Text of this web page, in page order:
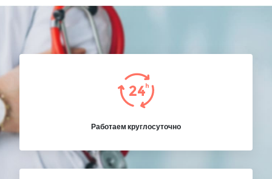
Работаем круглосуточно